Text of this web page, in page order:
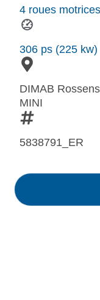
4 roues motrices
306 ps (225 kw)
DIMAB
MINI
5838791_ER